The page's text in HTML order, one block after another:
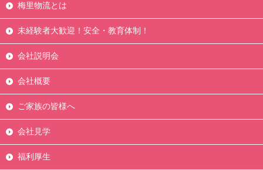
梅里物流とは
未経験者大歓迎！安全・教育体制！
会社説明会
会社概要
ご家族の皆様へ
会社見学
福利厚生